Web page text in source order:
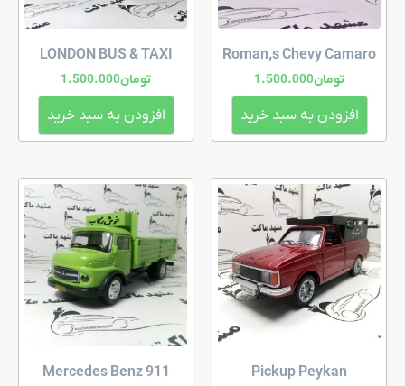
Roman,s Chevy Camaro
تومان1.500.000
افزودن به سبد خرید
LONDON BUS & TAXI
تومان1.500.000
افزودن به سبد خرید
Pickup Peykan
Mercedes Benz 911